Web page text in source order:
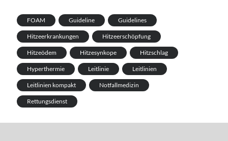
FOAM Guideline Guidelines
Hitzeerkrankungen Hitzeerschöpfung
Hitzeödem Hitzesynkope Hitzschlag
Hyperthermie Leitlinie Leitlinien
Leitlinien kompakt Notfallmedizin
Rettungsdienst